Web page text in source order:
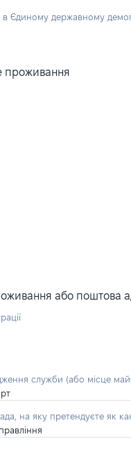
Єдиному державному
проживання
або поштова
служби (або місце
на яку претендуєте як